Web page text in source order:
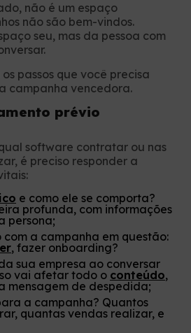
não é um espaço
não são bem-vindos.
seu, mas da pessoa com
passos que você precisa
campanha vencedora.
prévio
software contratar ou nas
é preciso responder a
e como ele se comporta?
profunda, com informações
persona;
a campanha em questão:
, fazer onboarding?
sua empresa ao conversar
vai afetar todo o conteúdo,
mensagem de despedida;
a campanha? Quantos
quantas vendas realizar, e